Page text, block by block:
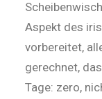
Aspekt des
vorbereitet,
gerechnet,
Tage: zero,